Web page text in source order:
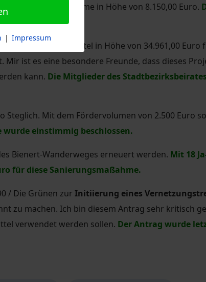
die Fördersumme in Höhe von 8.150,00 Euro.
e.V. beantragte Mittel in Höhe von 34.961,00 Euro
ist es eine besondere Freunde, dass dieses
kann. Die Mitglieder des
Steglich. Mit dem Fördervolumen von 2.500 Euro
wurde einstimmig beschlossen.
Bienert-Wanderweges erneuert werden. Mit 18
für diese Sanierungsmaßahme.
/ Die Grünen zur Initiierung eines
zu machen. Ich bin diesem Antrag sehr kritisch
verwendet werden sollen. Der Antrag wurde
| Impressum